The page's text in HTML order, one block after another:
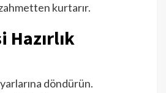
kurtarır.
Hazırlık
döndürün.